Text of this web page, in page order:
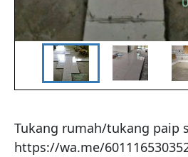
Tukang rumah/tukang paip
https://wa.me/